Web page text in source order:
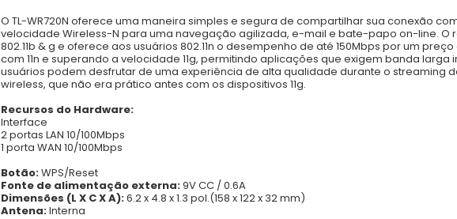
O TL-WR720N oferece uma maneira simples e segura de compartilhar sua conexão
velocidade Wireless-N para uma navegação agilizada, e-mail e bate-papo on-line. O
802.11b & g e oferece aos usuários 802.11n o desempenho de até 150Mbps por um
com 11n e superando a velocidade 11g, permitindo aplicações que exigem banda
usuários podem desfrutar de uma experiência de alta qualidade durante o streaming
wireless, que não era prático antes com os dispositivos 11g.
Recursos do Hardware:
Interface
2 portas LAN 10/100Mbps
1 porta WAN 10/100Mbps
Botão:WPS/Reset
Fonte de alimentação externa:9V CC / 0.6A
Dimensões (L X C X A):6.2 x 4.8 x 1.3 pol.(158 x 122 x 32 mm)
Antena:Interna